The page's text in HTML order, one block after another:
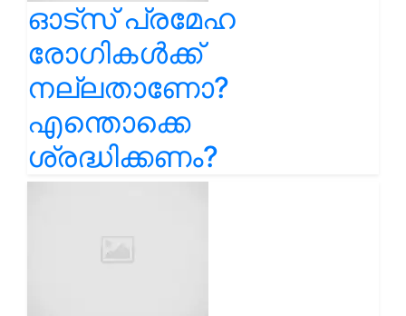
ഓട്സ് പ്രമേഹ
രോഗികൾക്ക്
നല്ലതാണോ?
എന്തൊക്കെ
ശ്രദ്ധിക്കണം?